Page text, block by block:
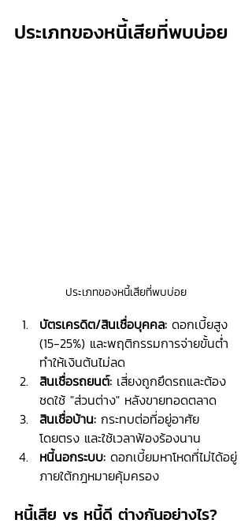
ประเภทของหนี้เสียที่พบบ่อย
ประเภทของหนี้เสียที่พบบ่อย
บัตรเครดิต/สินเชื่อบุคคล: ดอกเบี้ยสูง
(15-25%) และพฤติกรรมการจ่ายขั้นต่ำ
ทำให้เงินต้นไม่ลด
สินเชื่อรถยนต์: เสี่ยงถูกยึดรถและต้อง
ชดใช้ "ส่วนต่าง" หลังขายทอดตลาด
สินเชื่อบ้าน: กระทบต่อที่อยู่อาศัย
โดยตรง และใช้เวลาฟ้องร้องนาน
หนี้นอกระบบ: ดอกเบี้ยมหาโหดที่ไม่ได้อยู่
ภายใต้กฎหมายคุ้มครอง
หนี้เสีย vs หนี้ดี ต่างกันอย่างไร?